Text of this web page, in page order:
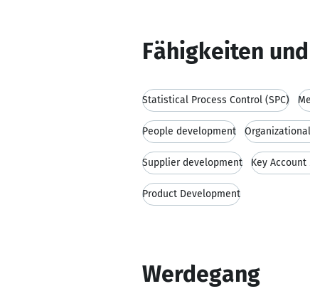
Fähigkeiten
Statistical Process Control (SPC)
People development
Supplier development Key
Product Development
Werdegang